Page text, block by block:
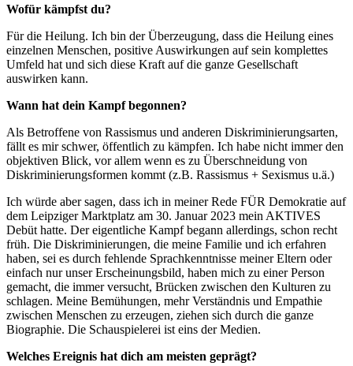
Wofür kämpfst du?
Für die Heilung. Ich bin der Überzeugung, dass die Heilung eines
einzelnen Menschen, positive Auswirkungen auf sein komplettes
Umfeld hat und sich diese Kraft auf die ganze Gesellschaft
auswirken kann.
Wann hat dein Kampf begonnen?
Als Betroffene von Rassismus und anderen Diskriminierungsarten,
fällt es mir schwer, öffentlich zu kämpfen. Ich habe nicht immer den
objektiven Blick, vor allem wenn es zu Überschneidung von
Diskriminierungsformen kommt (z.B. Rassismus + Sexismus u.ä.)
Ich würde aber sagen, dass ich in meiner Rede FÜR Demokratie auf
dem Leipziger Marktplatz am 30. Januar 2023 mein AKTIVES
Debüt hatte. Der eigentliche Kampf begann allerdings, schon recht
früh. Die Diskriminierungen, die meine Familie und ich erfahren
haben, sei es durch fehlende Sprachkenntnisse meiner Eltern oder
einfach nur unser Erscheinungsbild, haben mich zu einer Person
gemacht, die immer versucht, Brücken zwischen den Kulturen zu
schlagen. Meine Bemühungen, mehr Verständnis und Empathie
zwischen Menschen zu erzeugen, ziehen sich durch die ganze
Biographie. Die Schauspielerei ist eins der Medien.
Welches Ereignis hat dich am meisten geprägt?